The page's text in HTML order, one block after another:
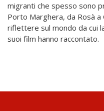
suoi film hanno raccontato.